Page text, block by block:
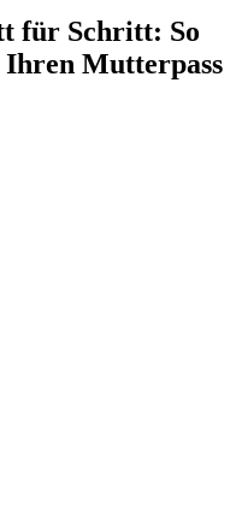
für Schritt: So
Ihren Mutterpass